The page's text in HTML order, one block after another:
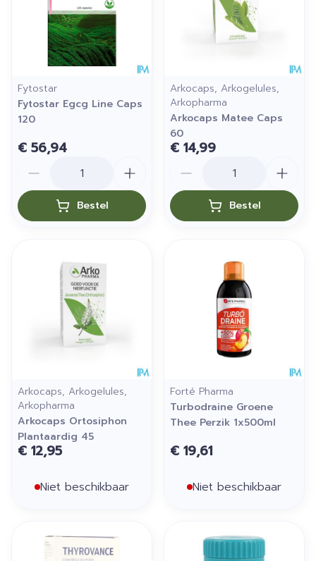
Fytostar
Fytostar Egcg Line Caps
120
€ 56,94
Bestel
Arkocaps, Arkogelules,
Arkopharma
Arkocaps Matee Caps
60
€ 14,99
Bestel
Arkocaps, Arkogelules,
Arkopharma
Arkocaps Ortosiphon
Plantaardig 45
€ 12,95
Niet beschikbaar
Forté Pharma
Turbodraine Groene
Thee Perzik 1x500ml
€ 19,61
Niet beschikbaar